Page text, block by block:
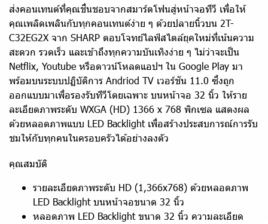
ส่งคอนเทนต์ที่คุณชื่นชอบจากสมาร์ตโฟนสู่หน้าจอทีวี เพื่อให้
คุณเพลิดเพลินกับทุกคอนเทนต์ง่าย ๆ ด้วยปลายนิ้วบน 2T-
C32EG2X จาก SHARP ตอบโจทย์ไลฟ์สไตล์ยุคใหม่ที่เน้นความ
สะดวก รวดเร็ว และเข้าถึงทุกความบันเทิงง่าย ๆ ไม่ว่าจะเป็น
Netflix, Youtube หรือดาวน์โหลดแอปฯ ใน Google Play มา
พร้อมบนระบบปฏิบัติการ Andriod TV เวอร์ชัน 11.0 ซึ่งถูก
ออกแบบมาเพื่อรองรับทีวีโดยเฉพาะ บนหน้าจอ 32 นิ้ว ให้ราย
ละเอียดภาพระดับ WXGA (HD) 1366 x 768 พิกเซล แสดงผล
ด้วยหลอดภาพแบบ LED Backlight เพื่อสร้างประสบการณ์การรับ
ชมให้กับทุกคนในครอบครัวได้อย่างลงตัว
คุณสมบัติ
รายละเอียดภาพระดับ HD (1,366x768) ด้วยหลอดภาพ
LED Backlight บนหน้าจอขนาด 32 นิ้ว
หลอดภาพ LED Backlight ขนาด 32 นิ้ว ความละเอียด